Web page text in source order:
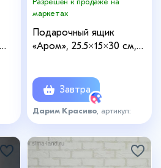
маркетах
Подарочный ящик
«Аром», 25.5×15×30 см,
деревоЗавтра
Дарим Красиво , артикул:
4636233